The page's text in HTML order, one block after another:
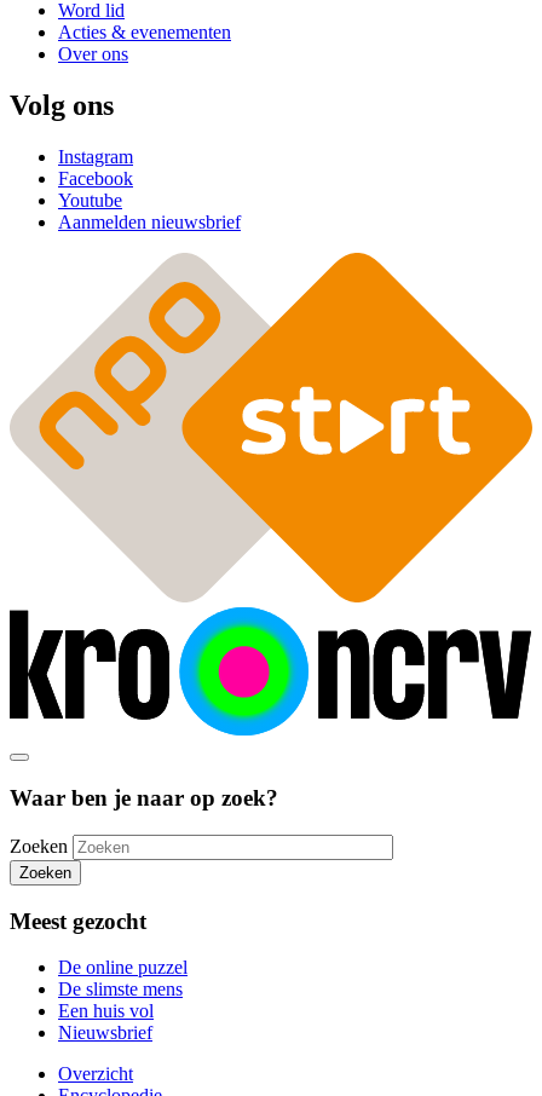
Word lid
Acties & evenementen
Over ons
Volg ons
Instagram
Facebook
Youtube
Aanmelden nieuwsbrief
Waar ben je naar op zoek?
Zoeken
Zoeken
Meest gezocht
De online puzzel
De slimste mens
Een huis vol
Nieuwsbrief
Overzicht